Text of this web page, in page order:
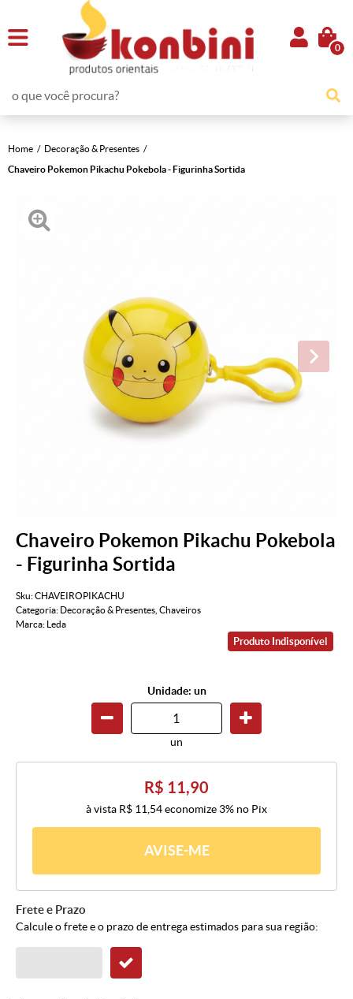
0
Home
Decoração & Presentes
Chaveiro Pokemon Pikachu Pokebola - Figurinha Sortida
Chaveiro Pokemon Pikachu Pokebola
- Figurinha Sortida
Sku:CHAVEIROPIKACHU
Categoria: Decoração & Presentes Chaveiros
Marca:
Leda
Produto Indisponível
Unidade: un
un
R$ 11,90
à vista R$ 11,54economize 3% no Pix
AVISE-ME
Frete e Prazo
Calcule o frete e o prazo de entrega estimados para sua região: